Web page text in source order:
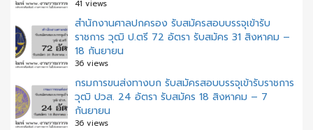
41 views
สํานักงานศาลปกครอง รับสมัครสอบบรรจุเข้ารับ
ราชการ วุฒิ ป.ตรี 72 อัตรา รับสมัคร 31 สิงหาคม –
18 กันยายน
36 views
กรมการขนส่งทางบก รับสมัครสอบบรรจุเข้ารับราชการ
วุฒิ ปวส. 24 อัตรา รับสมัคร 18 สิงหาคม – 7
กันยายน
36 views